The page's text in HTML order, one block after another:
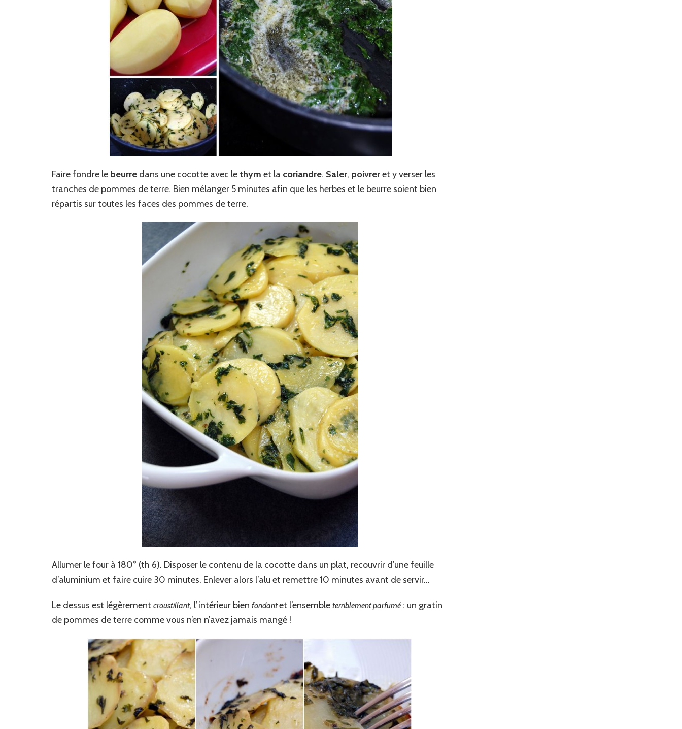
Faire fondre le beurre dans une cocotte avec lethym et la coriandre. Saler, poivreret y verser les
tranches de pommes de terre. Bien mélanger 5 minutes afin que les herbes et le beurre soient bien
répartis sur toutes les faces des pommes de terre.
Allumer le four à 180° (th 6). Disposer le contenu de la cocotte dans un plat, recouvrir d’une feuille
d’aluminium et faire cuire 30 minutes. Enlever alors l’alu et remettre 10 minutes avant de servir…
Le dessus est légèrement croustillant, l’intérieur bien fondantet l’ensemble terriblement parfumé : un gratin
de pommes de terre comme vous n’en n’avez jamais mangé !